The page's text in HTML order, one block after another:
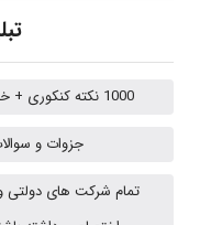
1000 نکته کنکوری + خلاصه جزوات ارشد بهداشت حرفه ای
جزوات و
تمام شرکت های